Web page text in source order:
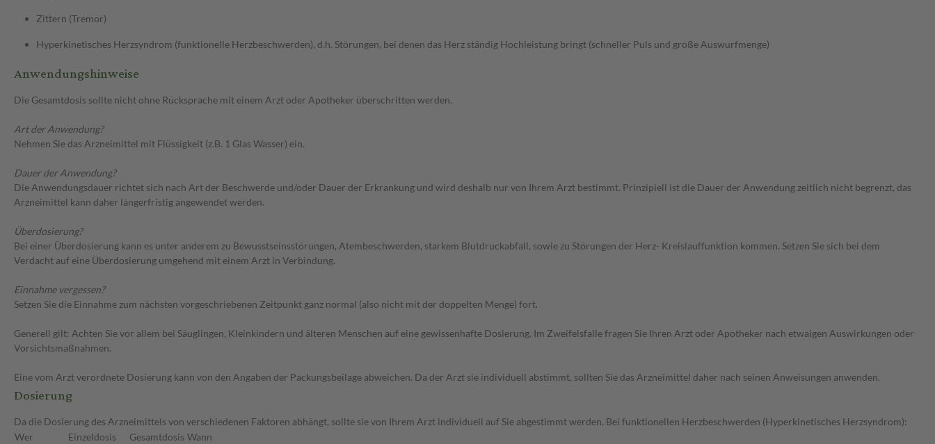
Zittern (Tremor)
Hyperkinetisches Herzsyndrom (funktionelle Herzbeschwerden), d.h. Störungen, bei denen das Herz ständig Hochleistung bringt (schneller Puls und große Auswurfmenge)
Anwendungshinweise
Die Gesamtdosis sollte nicht ohne Rücksprache mit einem Arzt oder Apotheker überschritten werden.
Art der Anwendung?
Nehmen Sie das Arzneimittel mit Flüssigkeit (z.B. 1 Glas Wasser) ein.
Dauer der Anwendung?
Die Anwendungsdauer richtet sich nach Art der Beschwerde und/oder Dauer der Erkrankung und wird deshalb nur von Ihrem Arzt bestimmt. Prinzipiell ist die Dauer der Anwendung zeitlich nicht begrenzt, das
Arzneimittel kann daher längerfristig angewendet werden.
Überdosierung?
Bei einer Überdosierung kann es unter anderem zu Bewusstseinsstörungen, Atembeschwerden, starkem Blutdruckabfall, sowie zu Störungen der Herz- Kreislauffunktion kommen. Setzen Sie sich bei dem
Verdacht auf eine Überdosierung umgehend mit einem Arzt in Verbindung.
Einnahme vergessen?
Setzen Sie die Einnahme zum nächsten vorgeschriebenen Zeitpunkt ganz normal (also nicht mit der doppelten Menge) fort.
Generell gilt: Achten Sie vor allem bei Säuglingen, Kleinkindern und älteren Menschen auf eine gewissenhafte Dosierung. Im Zweifelsfalle fragen Sie Ihren Arzt oder Apotheker nach etwaigen Auswirkungen oder
Vorsichtsmaßnahmen.
Eine vom Arzt verordnete Dosierung kann von den Angaben der Packungsbeilage abweichen. Da der Arzt sie individuell abstimmt, sollten Sie das Arzneimittel daher nach seinen Anweisungen anwenden.
Dosierung
Da die Dosierung des Arzneimittels von verschiedenen Faktoren abhängt, sollte sie von Ihrem Arzt individuell auf Sie abgestimmt werden. Bei funktionellen Herzbeschwerden (Hyperkinetisches Herzsyndrom):
Wer
Einzeldosis Gesamtdosis Wann